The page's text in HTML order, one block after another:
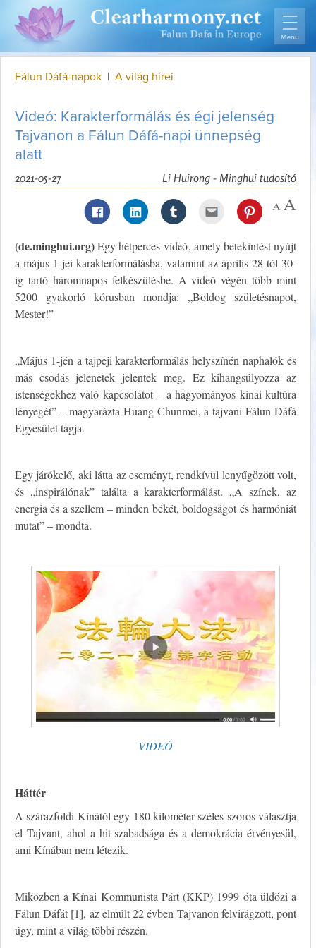
Fálun Dáfá-napok A világ hírei
Videó: Karakterformálás és égi jelenség
Tajvanon a Fálun Dáfá-napi ünnepség
alatt
Li Huirong - Minghui tudosító
2021-05-27
(de.minghui.org)Egy hétperces videó, amely betekintést nyújt
a május 1-jei karakterformálásba, valamint az április 28-tól 30-
ig tartó háromnapos felkészülésbe. A videó végén több mint
5200 gyakorló kórusban mondja: „Boldog születésnapot,
Mester!”
„Május 1-jén a tajpeji karakterformálás helyszínén naphalók és
más csodás jelenetek jelentek meg. Ez kihangsúlyozza az
istenségekhez való kapcsolatot – a hagyományos kínai kultúra
lényegét” – magyarázta Huang Chunmei, a tajvani Fálun Dáfá
Egyesület tagja.
Egy járókelő, aki látta az eseményt, rendkívül lenyűgözött volt,
és „inspirálónak” találta a karakterformálást. „A színek, az
energia és a szellem – minden békét, boldogságot és harmóniát
mutat” – mondta.
VIDEÓ
Háttér
A szárazföldi Kínától egy 180 kilométer széles szoros választja
el Tajvant, ahol a hit szabadsága és a demokrácia érvényesül,
ami Kínában nem létezik.
Miközben a Kínai Kommunista Párt (KKP) 1999 óta üldözi a
Fálun Dáfát [1], az elmúlt 22 évben Tajvanon felvirágzott, pont
úgy, mint a világ többi részén.